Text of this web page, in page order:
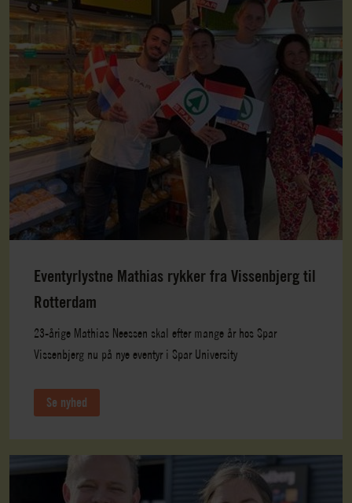
Eventyrlystne Mathias rykker fra Vissenbjerg til
Rotterdam
23-årige Mathias Neessen skal efter mange år hos Spar
Vissenbjerg nu på nye eventyr i Spar University
Se nyhed